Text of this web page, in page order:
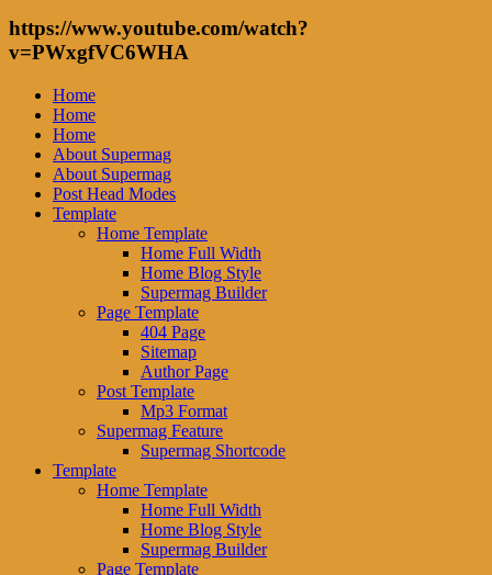
https://www.youtube.com/watch?
v=PWxgfVC6WHA
Home
Home
Home
About Supermag
About Supermag
Post Head Modes
Template
Home Template
Home Full Width
Home Blog Style
Supermag Builder
Page Template
404 Page
Sitemap
Author Page
Post Template
Mp3 Format
Supermag Feature
Supermag Shortcode
Template
Home Template
Home Full Width
Home Blog Style
Supermag Builder
Page Template